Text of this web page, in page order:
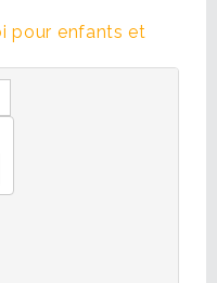
pour enfants et